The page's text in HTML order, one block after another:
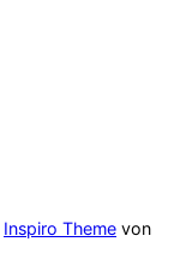
Inspiro Theme von